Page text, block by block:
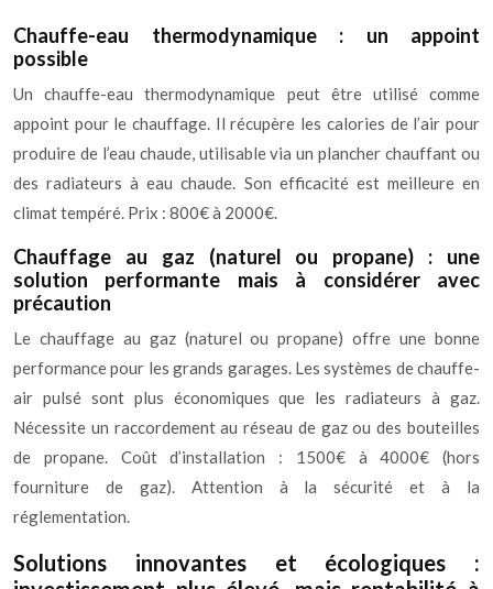
Chauffe-eau thermodynamique : un appoint
possible
Un chauffe-eau thermodynamique peut être utilisé comme
appoint pour le chauffage. Il récupère les calories de l’air pour
produire de l’eau chaude, utilisable via un plancher chauffant ou
des radiateurs à eau chaude. Son efficacité est meilleure en
climat tempéré. Prix : 800€ à 2000€.
Chauffage au gaz (naturel ou propane) : une
solution performante mais à considérer avec
précaution
Le chauffage au gaz (naturel ou propane) offre une bonne
performance pour les grands garages. Les systèmes de chauffe-
air pulsé sont plus économiques que les radiateurs à gaz.
Nécessite un raccordement au réseau de gaz ou des bouteilles
de propane. Coût d’installation : 1500€ à 4000€ (hors
fourniture de gaz). Attention à la sécurité et à la
réglementation.
Solutions innovantes et écologiques :